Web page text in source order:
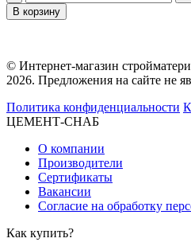
В корзину
© Интернет-магазин
2026. Предложения на сайте не
Политика конфиденциальности
ЦЕМЕНТ-СНАБ
О компании
Производители
Сертификаты
Вакансии
Согласие на обработку
Как купить?